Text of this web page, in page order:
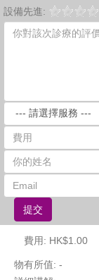
設備先進:
提交
費用: HK$1.00
物有所值: -